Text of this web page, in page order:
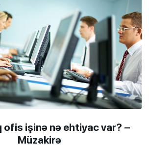
ofis işinə nə ehtiyac var? –
Müzakirə